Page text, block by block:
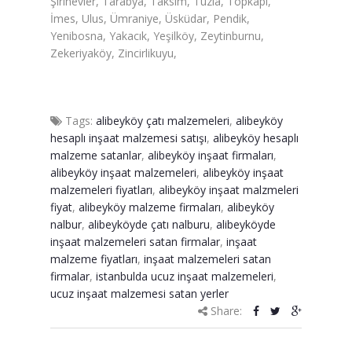
İmes, Ulus, Ümraniye, Üsküdar, Pendik,
Yenibosna, Yakacık, Yeşilköy, Zeytinburnu,
Zekeriyaköy, Zincirlikuyu,
Tags: alibeyköy çatı malzemeleri, alibeyköy
hesaplı inşaat malzemesi satışı, alibeyköy hesaplı
malzeme satanlar, alibeyköy inşaat firmaları,
alibeyköy inşaat malzemeleri, alibeyköy inşaat
malzemeleri fiyatları, alibeyköy inşaat malzmeleri
fiyat, alibeyköy malzeme firmaları, alibeyköy
nalbur, alibeyköyde çatı nalburu, alibeyköyde
inşaat malzemeleri satan firmalar, inşaat
malzeme fiyatları, inşaat malzemeleri satan
firmalar, istanbulda ucuz inşaat malzemeleri,
ucuz inşaat malzemesi satan yerler
Share: